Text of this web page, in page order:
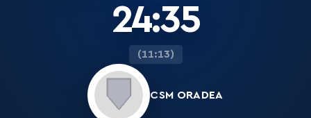
24:35
(11:13)
CSM ORADEA